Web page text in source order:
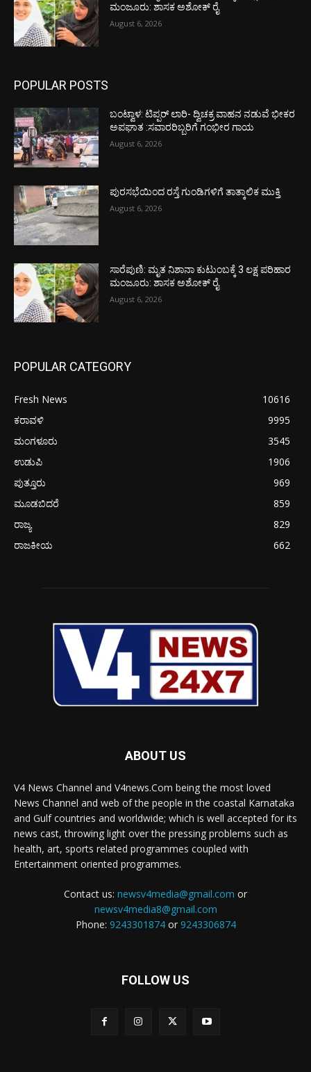
ಮಂಜೂರು: ಶಾಸಕ ಅಶೋಕ್ ರೈ
August 6, 2026
POPULAR POSTS
ಬಂಟ್ವಾಳ: ಟಿಪ್ಪರ್ ಲಾರಿ- ದ್ವಿಚಕ್ರ ವಾಹನ ನಡುವೆ ಭೀಕರ
ಅಪಘಾತ :ಸವಾರರಿಬ್ಬರಿಗೆ ಗಂಭೀರ ಗಾಯ
August 6, 2026
ಪುರಸಭೆಯಿಂದ ರಸ್ತೆ ಗುಂಡಿಗಳಿಗೆ ತಾತ್ಕಾಲಿಕ ಮುಕ್ತಿ
August 6, 2026
ಸಾರೆಪುಣಿ: ಮೃತ ನಿಶಾನಾ ಕುಟುಂಬಕ್ಕೆ 3 ಲಕ್ಷ ಪರಿಹಾರ
ಮಂಜೂರು: ಶಾಸಕ ಅಶೋಕ್ ರೈ
August 6, 2026
POPULAR CATEGORY
Fresh News
10616
ಕರಾವಳಿ
9995
ಮಂಗಳೂರು
3545
ಉಡುಪಿ
1906
ಪುತ್ತೂರು
969
ಮೂಡಬಿದರೆ
859
ರಾಜ್ಯ
829
ರಾಜಕೀಯ
662
ABOUT US
V4 News Channel and V4news.Com being the most loved
News Channel and web of the people in the coastal Karnataka
and Gulf countries and worldwide; which is well accepted for its
news cast, throwing light over the pressing problems such as
health, art, sports related programmes coupled with
Entertainment oriented programmes.
Contact us: newsv4media@gmail.com or
newsv4media8@gmail.com
Phone: 9243301874or 9243306874
FOLLOW US